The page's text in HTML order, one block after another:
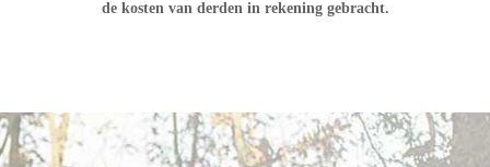
de kosten van derden in rekening gebracht.